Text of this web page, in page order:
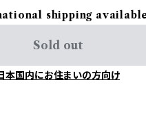
shipping
Sold out
本国内にお住まいの方向け